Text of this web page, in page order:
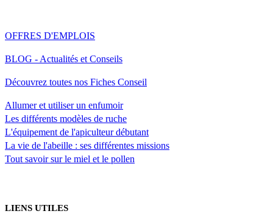
OFFRES D'EMPLOIS
BLOG - Actualités et Conseils
Découvrez toutes nos Fiches Conseil
Allumer et utiliser un enfumoir
Les différents modèles de ruche
L'équipement de l'apiculteur débutant
La vie de l'abeille : ses différentes missions
Tout savoir sur le miel et le pollen
LIENS UTILES